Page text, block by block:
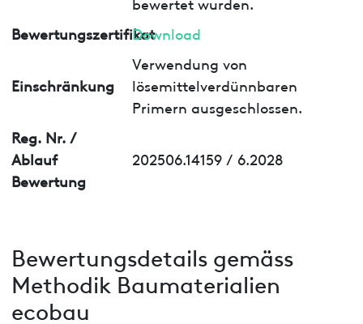
BewertungszertifikatDownload
Einschränkung
Verwendung von
lösemittelverdünnbaren
Primern ausgeschlossen.
Reg. Nr. /
Ablauf
Bewertung
202506.14159 / 6.2028
Bewertungsdetails gemäss
Methodik Baumaterialien
ecobau